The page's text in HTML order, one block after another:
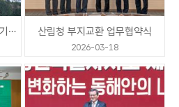
성금기탁식(강릉보육원 지정기탁 한 매자님) 산림청 부지교환 업무협약식
2026-03-18